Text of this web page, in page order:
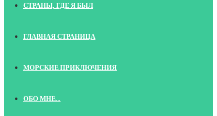
СТРАНЫ, ГДЕ Я БЫЛ
ГЛАВНАЯ СТРАНИЦА
МОРСКИЕ ПРИКЛЮЧЕНИЯ
ОБО МНЕ…